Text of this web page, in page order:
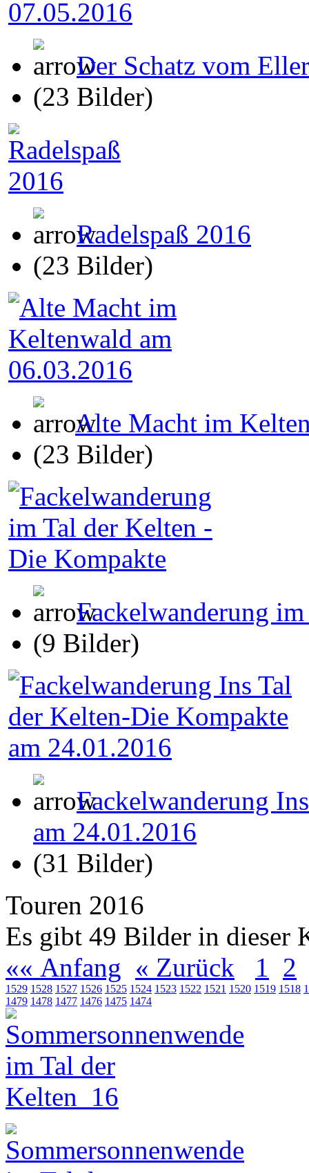
Der Schatz vom
(23 Bilder)
Radelspaß 2016
(23 Bilder)
Alte Macht im
(23 Bilder)
Fackelwanderung
(9 Bilder)
Fackelwanderung
am 24.01.2016
(31 Bilder)
Touren 2016
Es gibt 49 Bilder in dieser
«« Anfang « Zurück 1 2
1529 1528 1527 1526 1525 1524 1523 1522 1521 1520 1519 1518
1479 1478 1477 1476 1475 1474